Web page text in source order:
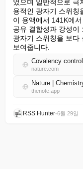
었으며 일반적으로 극
용적인 광자기 스위칭
이 용액에서 141K에
공유 결합성과 강성이
광자기 스위칭을 보다
보여줍니다.
nature.com
Nature |
thenote.app
RSS Hunter•6월 29일